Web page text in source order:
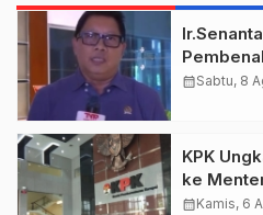
Taspen
calendar_monthSabtu, 8
KPK
ke
Terkait
calendar_monthKamis, 6